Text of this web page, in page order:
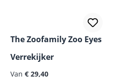
The Zoofamily Zoo Eyes
Verrekijker
Normale prijs:
Van € 29,40